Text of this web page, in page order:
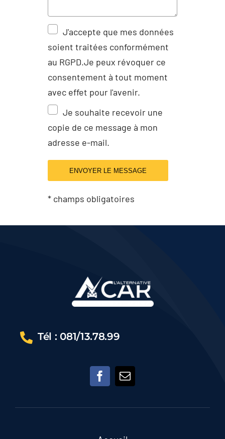
J'accepte que mes données
soient traitées conformément
au RGPD.Je peux révoquer ce
consentement à tout moment
avec effet pour l'avenir.
Je souhaite recevoir une
copie de ce message à mon
adresse e-mail.
ENVOYER LE MESSAGE
* champs obligatoires
Tél : 081/13.78.99